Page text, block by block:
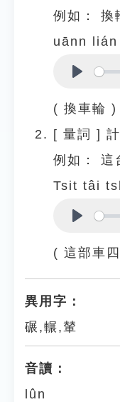
例如：
換
uānn lián
( 換車輪 )
[ 量詞 ]
例如：
這
Tsit tâi
( 這部車
異用字：
碾,輾,輦
音讀：
lûn